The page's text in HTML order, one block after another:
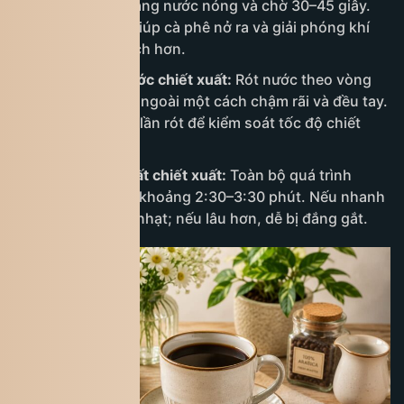
lượng cà phê bằng nước nóng và chờ 30–45 giây.
Giai đoạn này giúp cà phê nở ra và giải phóng khí
CO₂, giúp vị sạch hơn.
Bước 4: Rót nước chiết xuất: Rót nước theo vòng
tròn từ trong ra ngoài một cách chậm rãi và đều tay.
Chia thành 2–3 lần rót để kiểm soát tốc độ chiết
Bước 5: Hoàn tất chiết xuất: Toàn bộ quá trình
thường kéo dài khoảng 2:30–3:30 phút. Nếu nhanh
hơn, cà phê sẽ nhạt; nếu lâu hơn, dễ bị đắng gắt.